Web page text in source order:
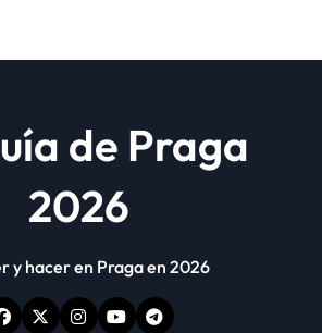
de Praga
2026
y hacer en Praga en 2026